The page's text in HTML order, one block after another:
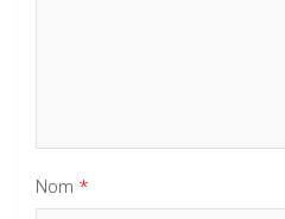
Nom *